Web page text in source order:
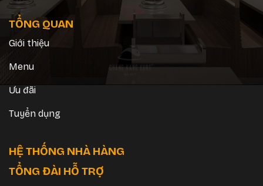
TỔNG QUAN
Giới thiệu
Menu
Ưu đãi
Tuyển dụng
HỆ THỐNG NHÀ HÀNG
TỔNG ĐÀI HỖ TRỢ